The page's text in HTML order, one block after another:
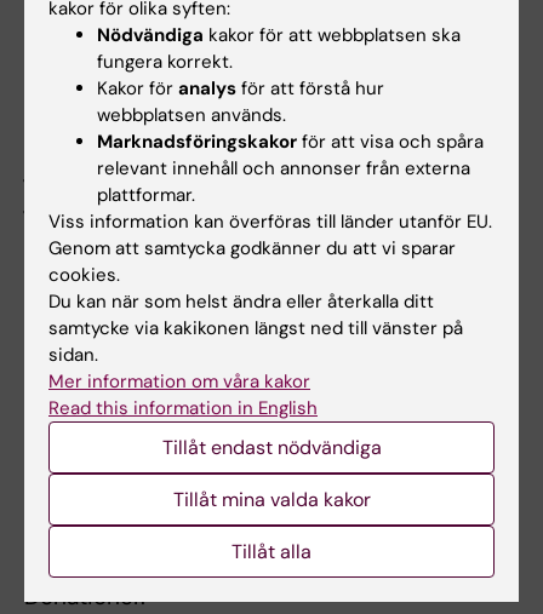
Ansökan ska göras elektroniskt.Formuläret
finns tillgänglig iKI Prisma
under
ansökningsperioden,6 – 20 januari
2026. Ansökan öppnarklockan 10.00 den 6
januarioch stängerklockan 14.00 den 20
januari.
Beslut
Beslut om tilldelning fattas av Kommittén för
forskning och meddelas samtliga sökande via
e-post i mars/april.
Återrapportering
Efter dispositionstidens slut ska redovisning
av medlen ske i Prisma. Om medlen endast
delvis eller ej använts under dispositionstiden
ska dessa återbetalas till Stiftelser &
Donationer.
kakor för olika syften:
Nödvändiga kakor för att webbplatsen ska
fungera korrekt.
Kakor för analys för att förstå hur
webbplatsen används.
Marknadsföringskakor för att visa och spåra
relevant innehåll och annonser från externa
plattformar.
Viss information kan överföras till länder utanför EU.
Genom att samtycka godkänner du att vi sparar
cookies.
Du kan när som helst ändra eller återkalla ditt
samtycke via kakikonen längst ned till vänster på
sidan.
Mer information om våra kakor
Read this information in English
Tillåt endast nödvändiga
Tillåt mina valda kakor
Tillåt alla